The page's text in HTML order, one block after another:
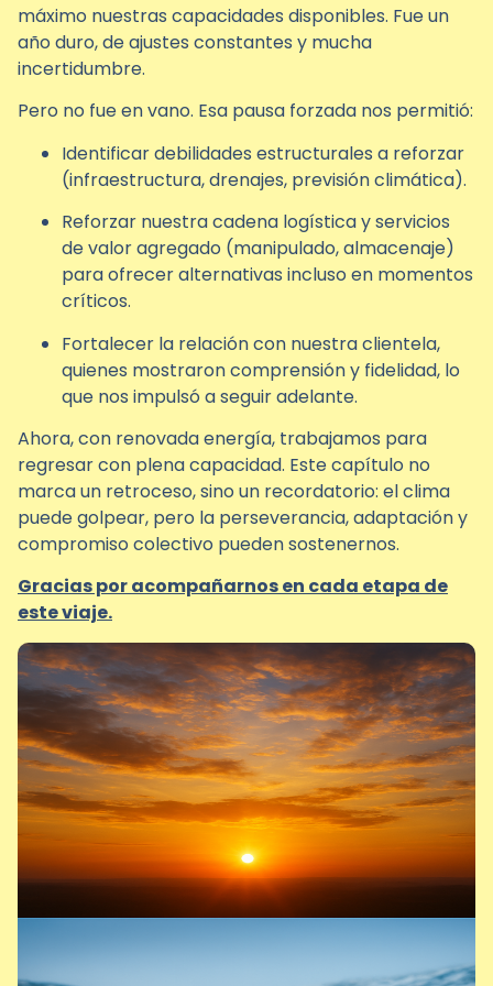
máximo nuestras capacidades disponibles. Fue un
año duro, de ajustes constantes y mucha
incertidumbre.
Pero no fue en vano. Esa pausa forzada nos permitió:
Identificar debilidades estructurales a reforzar
(infraestructura, drenajes, previsión climática).
Reforzar nuestra cadena logística y servicios
de valor agregado (manipulado, almacenaje)
para ofrecer alternativas incluso en momentos
críticos.
Fortalecer la relación con nuestra clientela,
quienes mostraron comprensión y fidelidad, lo
que nos impulsó a seguir adelante.
Ahora, con renovada energía, trabajamos para
regresar con plena capacidad. Este capítulo no
marca un retroceso, sino un recordatorio: el clima
puede golpear, pero la perseverancia, adaptación y
compromiso colectivo pueden sostenernos.
Gracias por acompañarnos en cada etapa de
este viaje.